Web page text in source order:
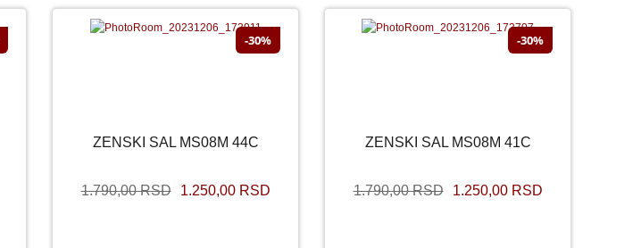
-30%
ZENSKI SAL MS08M 44C
1.790,00 RSD 1.250,00 RSD
-30%
ZENSKI SAL MS08M 41C
1.790,00 RSD 1.250,00 RSD